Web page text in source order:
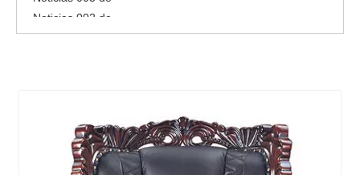
Noticias 002 de
Noticias 001 de
Esto es un párrafo de la muestra